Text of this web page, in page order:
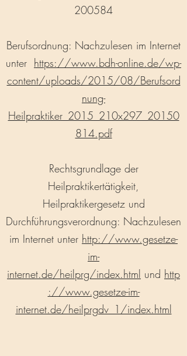
200584
Berufsordnung: Nachzulesen im Internet
unter https://www.bdh-online.de/wp-
content/uploads/2015/08/Berufsord
nung-
Heilpraktiker_2015_210x297_20150
814.pdf
Rechtsgrundlage der
Heilpraktikertätigkeit,
Heilpraktikergesetz und
Durchführungsverordnung: Nachzulesen
im Internet unter http://www.gesetze-
im-
internet.de/heilprg/index.html und http
://www.gesetze-im-
internet.de/heilprgdv_1/index.html